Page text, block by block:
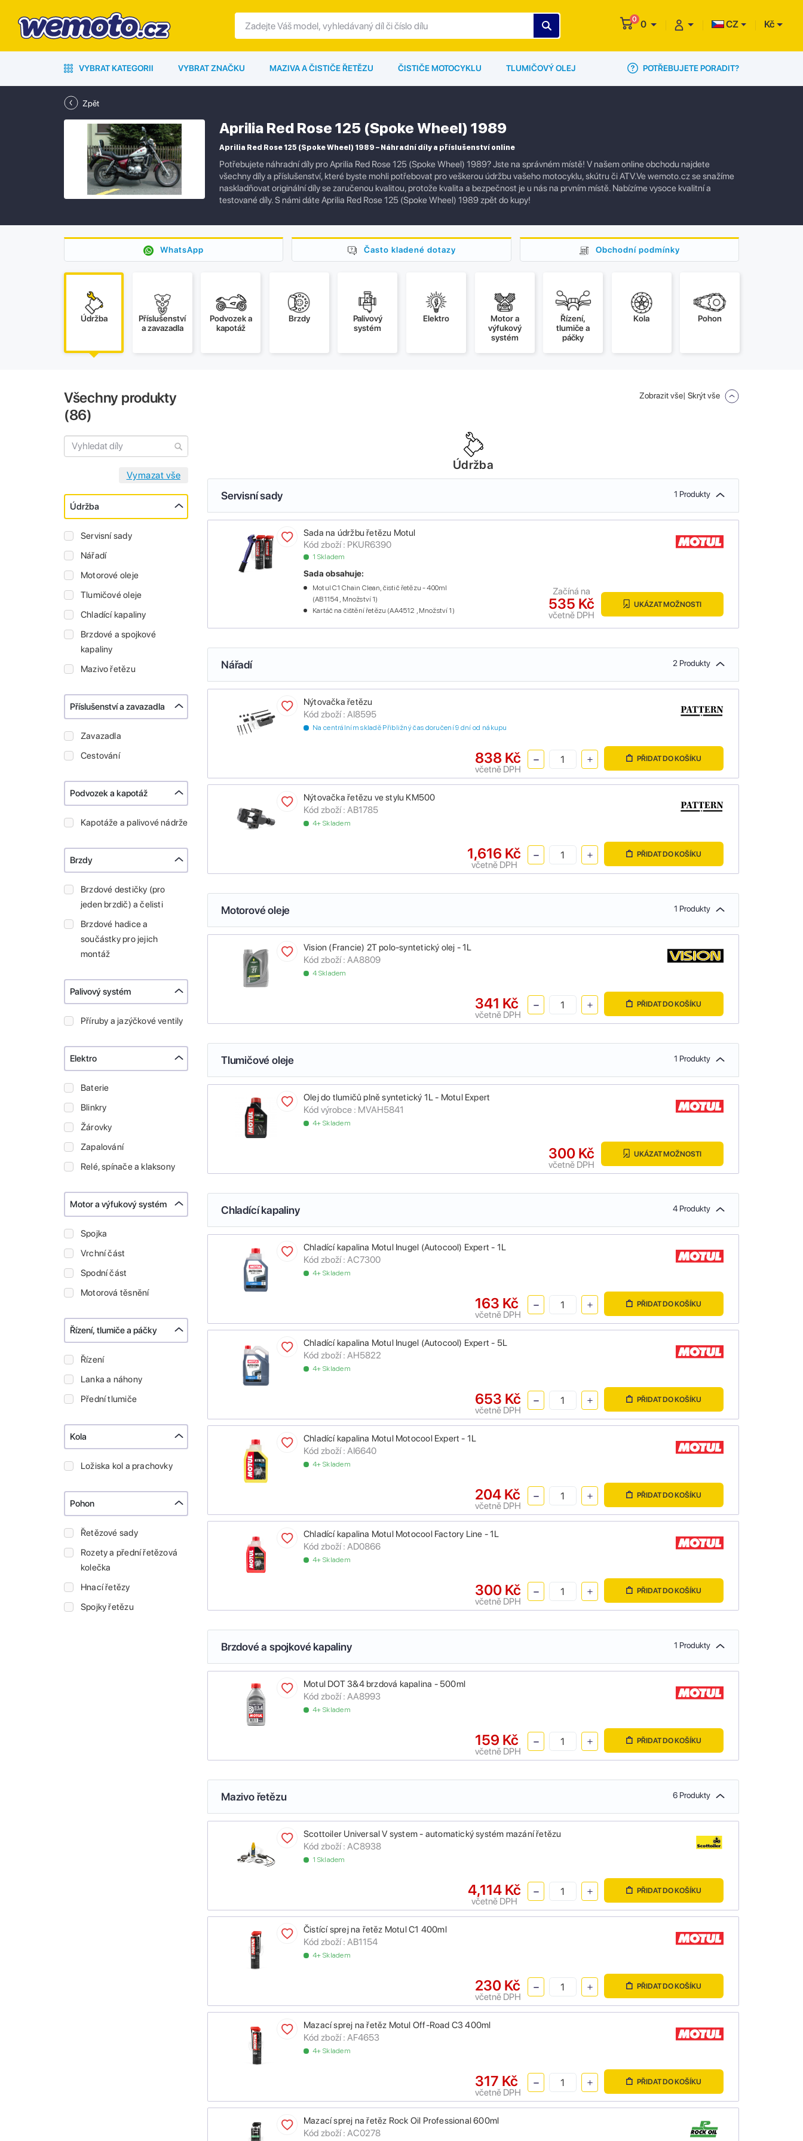
0 0 CZ Kč
VYBRAT KATEGORII VYBRAT ZNAČKU MAZIVA A ČISTIČE ŘETĚZU ČISTIČE MOTOCYKLU TLUMIČOVÝ OLEJ POTŘEBUJETE PORADIT?
Zpět
Aprilia Red Rose 125 (Spoke Wheel) 1989
Aprilia Red Rose 125 (Spoke Wheel) 1989 – Náhradní díly a příslušenství online
Potřebujete náhradní díly pro Aprilia Red Rose 125 (Spoke Wheel) 1989? Jste na správném místě! V našem online obchodu najdete
všechny díly a příslušenství, které byste mohli potřebovat pro veškerou údržbu vašeho motocyklu, skútru či ATV.Ve wemoto.cz se snažíme
naskladňovat originální díly se zaručenou kvalitou, protože kvalita a bezpečnost je u nás na prvním místě. Nabízíme vysoce kvalitní a
testované díly. S námi dáte Aprilia Red Rose 125 (Spoke Wheel) 1989 zpět do kupy!
WhatsApp Často kladené dotazy Obchodní podmínky
Údržba
Příslušenství
a zavazadla
Podvozek a
kapotáž
Brzdy
Palivový
systém
Elektro
Motor a
výfukový
systém
Řízení,
tlumiče a
páčky
Kola Pohon
Všechny produkty
(86)
Údržba
Servisní sady
Nářadí
Motorové oleje
Tlumičové oleje
Chladící kapaliny
Brzdové a spojkové
kapaliny
Mazivo řetězu
Příslušenství a zavazadla
Zavazadla
Cestování
Podvozek a kapotáž
Kapotáže a palivové nádrže
Brzdy
Brzdové destičky (pro
jeden brzdič) a čelisti
Brzdové hadice a
součástky pro jejich
montáž
Palivový systém
Příruby a jazýčkové ventily
Elektro
Baterie
Blinkry
Žárovky
Zapalování
Relé, spínače a klaksony
Motor a výfukový systém
Spojka
Vrchní část
Spodní část
Motorová těsnění
Řízení, tlumiče a páčky
Řízení
Lanka a náhony
Přední tlumiče
Kola
Ložiska kol a prachovky
Pohon
Řetězové sady
Rozety a přední řetězová
kolečka
Hnací řetězy
Spojky řetězu
Zobrazit vše| Skrýt vše
Údržba
Servisní sady 1 Produkty
Sada na údržbu řetězu Motul
Kód zboží : PKUR6390
1 Skladem
Sada obsahuje:
Motul C1 Chain Clean, čistič řetězu - 400ml
(AB1154 , Množství 1)
Kartáč na čištění řetězu (AA4512 , Množství 1)
535 Kč
včetně DPH
Začíná na
UKÁZAT MOŽNOSTI
Nářadí 2 Produkty
Nýtovačka řetězu
Kód zboží : AI8595
Na centrálním skladě Přibližný čas doručení 9 dní od nákupu
838 Kč
včetně DPH
PŘIDAT DO KOŠÍKU
Nýtovačka řetězu ve stylu KM500
Kód zboží : AB1785
4+ Skladem
1,616 Kč
včetně DPH
PŘIDAT DO KOŠÍKU
Motorové oleje 1 Produkty
Vision (Francie) 2T polo-syntetický olej - 1L
Kód zboží : AA8809
4 Skladem
341 Kč
včetně DPH
PŘIDAT DO KOŠÍKU
Tlumičové oleje 1 Produkty
Olej do tlumičů plně syntetický 1L - Motul Expert
Kód výrobce : MVAH5841
4+ Skladem
300 Kč
včetně DPH
UKÁZAT MOŽNOSTI
Chladící kapaliny 4 Produkty
Chladící kapalina Motul Inugel (Autocool) Expert - 1L
Kód zboží : AC7300
4+ Skladem
163 Kč
včetně DPH
PŘIDAT DO KOŠÍKU
Chladící kapalina Motul Inugel (Autocool) Expert - 5L
Kód zboží : AH5822
4+ Skladem
653 Kč
včetně DPH
PŘIDAT DO KOŠÍKU
Chladící kapalina Motul Motocool Expert - 1L
Kód zboží : AI6640
4+ Skladem
204 Kč
včetně DPH
PŘIDAT DO KOŠÍKU
Chladící kapalina Motul Motocool Factory Line - 1L
Kód zboží : AD0866
4+ Skladem
300 Kč
včetně DPH
PŘIDAT DO KOŠÍKU
Brzdové a spojkové kapaliny 1 Produkty
Motul DOT 3&4 brzdová kapalina - 500ml
Kód zboží : AA8993
4+ Skladem
159 Kč
včetně DPH
PŘIDAT DO KOŠÍKU
Mazivo řetězu 6 Produkty
Scottoiler Universal V system - automatický systém mazání řetězu
Kód zboží : AC8938
1 Skladem
4,114 Kč
včetně DPH
PŘIDAT DO KOŠÍKU
Čistící sprej na řetěz Motul C1 400ml
Kód zboží : AB1154
4+ Skladem
230 Kč
včetně DPH
PŘIDAT DO KOŠÍKU
Mazací sprej na řetěz Motul Off-Road C3 400ml
Kód zboží : AF4653
4+ Skladem
317 Kč
včetně DPH
PŘIDAT DO KOŠÍKU
Mazací sprej na řetěz Rock Oil Professional 600ml
Kód zboží : AC0278